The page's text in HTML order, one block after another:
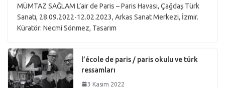
MÜMTAZ SAĞLAM L’air de Paris – Paris Havası, Çağdaş Türk
Sanatı, 28.09.2022-12.02.2023, Arkas Sanat Merkezi, İzmir.
Küratör: Necmi Sönmez, Tasarım
l’école de paris / paris okulu ve türk
ressamları
3 Kasım 2022